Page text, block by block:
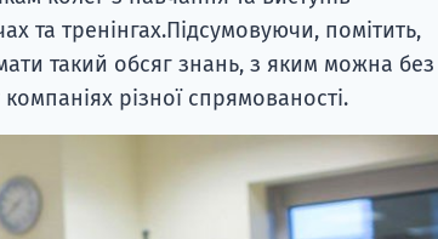
та тренінгах.Підсумовуючи, помітить,
такий обсяг знань, з яким можна без
різної спрямованості.